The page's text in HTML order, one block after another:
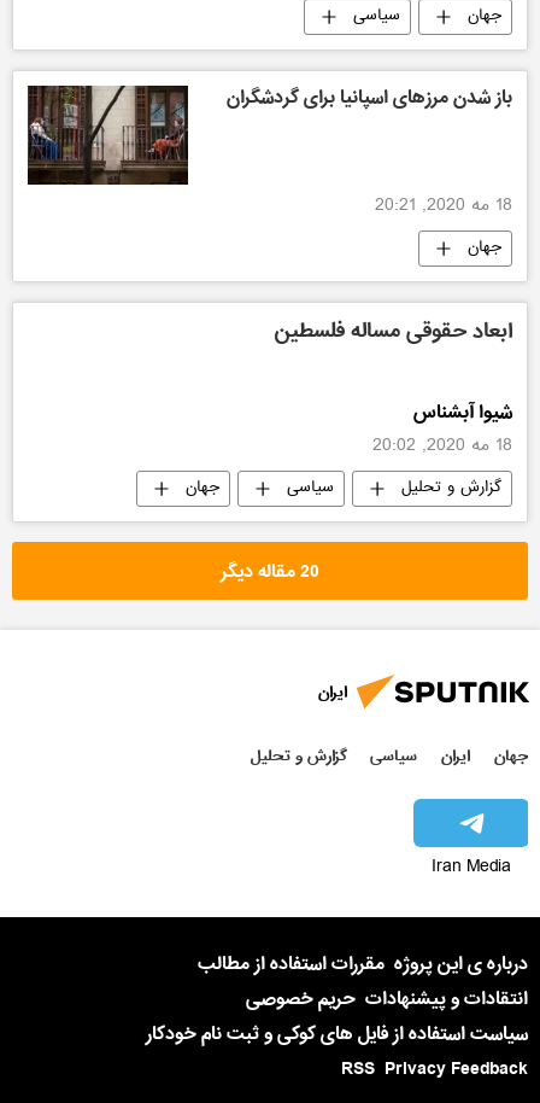
جهان سیاسی
باز شدن مرزهای اسپانیا برای گردشگران
18 مه 2020, 20:21
جهان
ابعاد حقوقی مساله فلسطین
شیوا آبشناس
18 مه 2020, 20:02
گزارش و تحلیل سیاسی جهان
20 مقاله دیگر
ایران
جهان ایران سیاسی گزارش و تحلیل
Iran Media
درباره ی این پروژه مقررات استفاده از مطالب
انتقادات و پیشنهادات حریم خصوصی
سیاست استفاده از فایل های کوکی و ثبت نام خودکار
Privacy Feedback
RSS